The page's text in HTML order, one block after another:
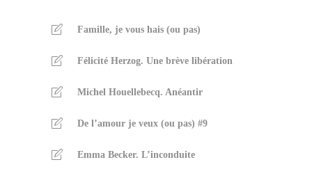
Famille, je vous hais (ou pas)
Félicité Herzog. Une brève libération
Michel Houellebecq. Anéantir
De l’amour je veux (ou pas) #9
Emma Becker. L’inconduite